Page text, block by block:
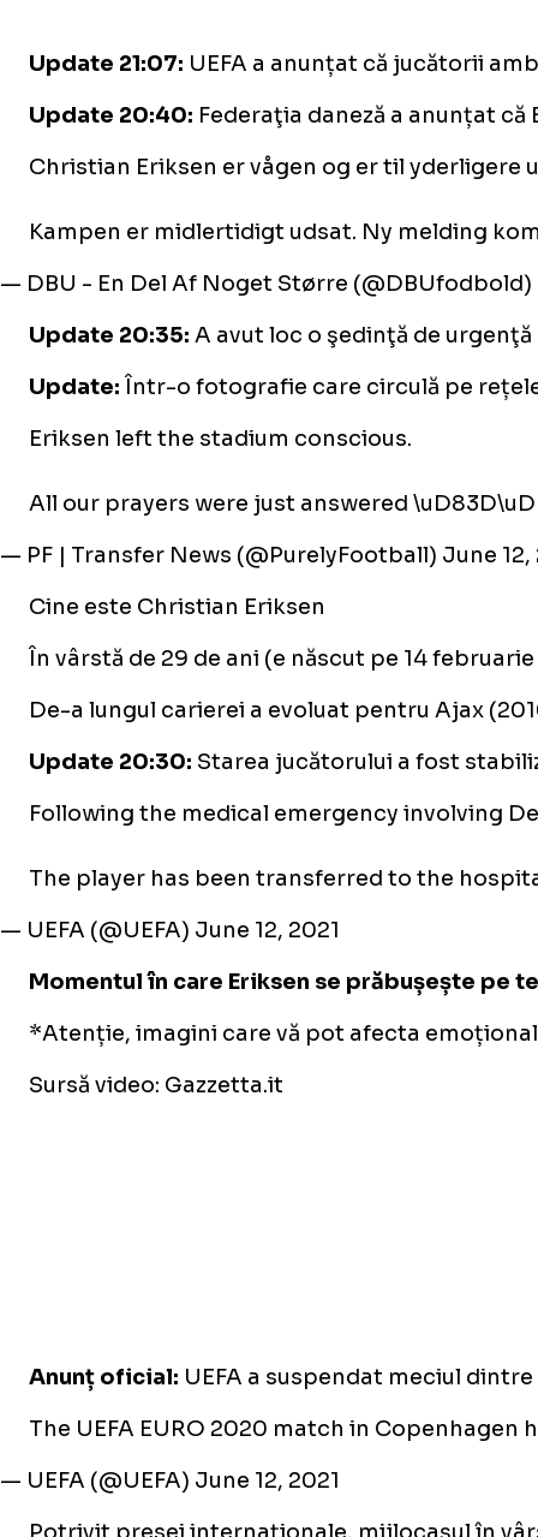
Update 21:07: UEFA a anunțat că jucătorii
Update 20:40: Federaţia daneză a anunțat
Christian Eriksen er vågen og er til yderligere
Kampen er midlertidigt udsat. Ny melding
— DBU - En Del Af Noget Større (@DBUfodbold)
Update 20:35: A avut loc o şedinţă de
Update: Într-o fotografie care circulă pe
Eriksen left the stadium conscious.
All our prayers were just answered
— PF | Transfer News (@PurelyFootball) June 12,
Cine este Christian Eriksen
În vârstă de 29 de ani (e născut pe 14
De-a lungul carierei a evoluat pentru Ajax
Update 20:30: Starea jucătorului a fost
Following the medical emergency involving
The player has been transferred to the
— UEFA (@UEFA) June 12, 2021
Momentul în care Eriksen se prăbușește pe
*Atenție, imagini care vă pot afecta
Sursă video: Gazzetta.it
Anunț oficial: UEFA a suspendat meciul
The UEFA EURO 2020 match in
— UEFA (@UEFA) June 12, 2021